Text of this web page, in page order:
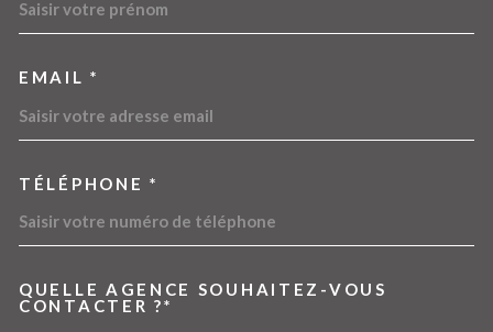
EMAIL *
TÉLÉPHONE *
QUELLE AGENCE SOUHAITEZ-VOUS
CONTACTER ?*